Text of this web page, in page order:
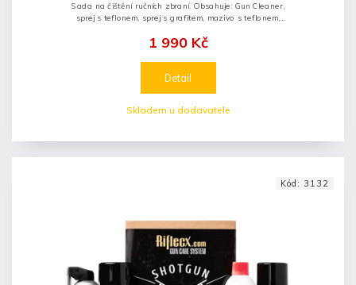
Skladem u dodavatele
1 990 Kč
Detail
Sada na čištění ručních zbraní. Obsahuje: Gun Cleaner,
sprej s teflonem, sprej s grafitem, mazivo s teflonem,
Kód: 3132